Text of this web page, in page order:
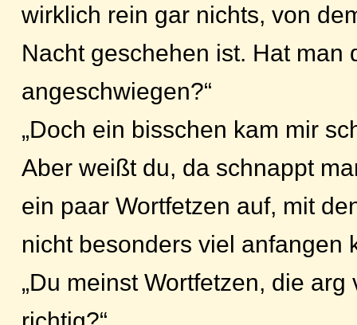
wirklich rein gar nichts, von
Nacht geschehen ist. Hat man
angeschwiegen?“
„Doch ein bisschen kam mir
Aber weißt du, da schnappt
ein paar Wortfetzen auf, mit
nicht besonders viel anfangen
„Du meinst Wortfetzen, die